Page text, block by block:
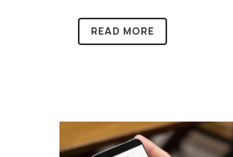
READ MORE